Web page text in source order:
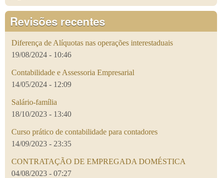
Revisões recentes
Diferença de Alíquotas nas operações interestaduais
19/08/2024 - 10:46
Contabilidade e Assessoria Empresarial
14/05/2024 - 12:09
Salário-família
18/10/2023 - 13:40
Curso prático de contabilidade para contadores
14/09/2023 - 23:35
CONTRATAÇÃO DE EMPREGADA DOMÉSTICA
04/08/2023 - 07:27